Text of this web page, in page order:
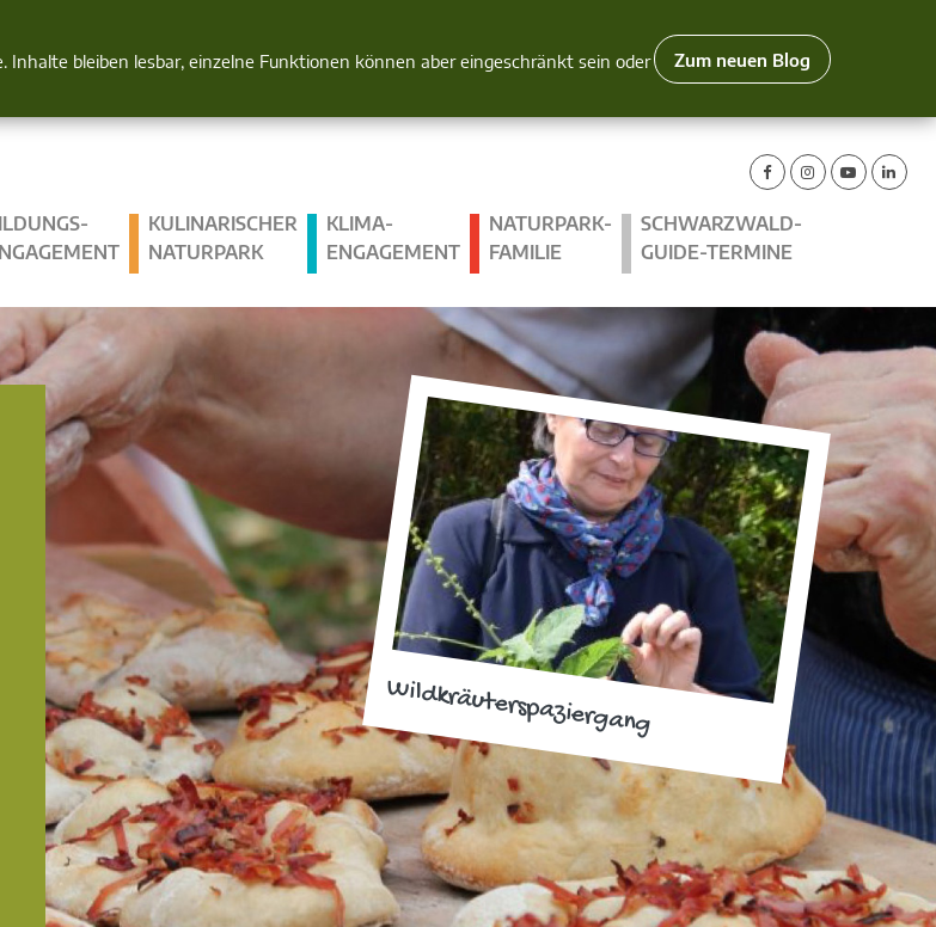
bleiben lesbar, einzelne Funktionen können aber eingeschränkt sein oder
Zum neuen Blog
Blick
KULINARISCHER
NATURPARK
KLIMA­
ENGAGEMENT
NATURPARK-
FAMILIE
SCHWARZWALD-
GUIDE-TERMINE
Wildkräuterspaziergang